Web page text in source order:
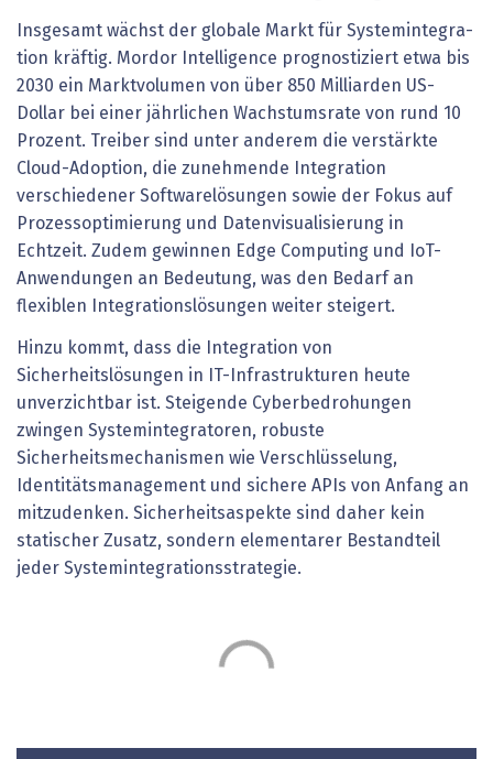
Insgesamt wächst der globale Markt für Systemintegra­
tion kräftig. Mordor Intelligence prognostiziert etwa bis
2030 ein Marktvolumen von über 850 Milliarden US-
Dollar bei einer jährlichen Wachstumsrate von rund 10
Prozent. Treiber sind unter anderem die verstärkte
Cloud-Adoption, die zunehmende Integration
verschiedener Softwarelösungen sowie der Fokus auf
Prozessoptimierung und Datenvisualisierung in
Echtzeit. Zudem gewinnen Edge Computing und IoT-
Anwendungen an Bedeutung, was den Bedarf an
flexiblen Integrationslösungen weiter steigert.
Hinzu kommt, dass die Integration von
Sicherheitslösungen in IT-Infrastrukturen heute
unverzichtbar ist. Steigende Cyberbedrohungen
zwingen Systemintegratoren, robuste
Sicherheitsmechanismen wie Verschlüsselung,
Identitätsmanagement und sichere APIs von Anfang an
mitzudenken. Sicherheitsaspekte sind daher kein
statischer Zusatz, sondern elementarer Bestandteil
jeder Systemintegrationsstrategie.